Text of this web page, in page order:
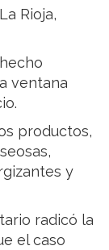
Rioja,
ventana
productos,
y
radicó la
el caso